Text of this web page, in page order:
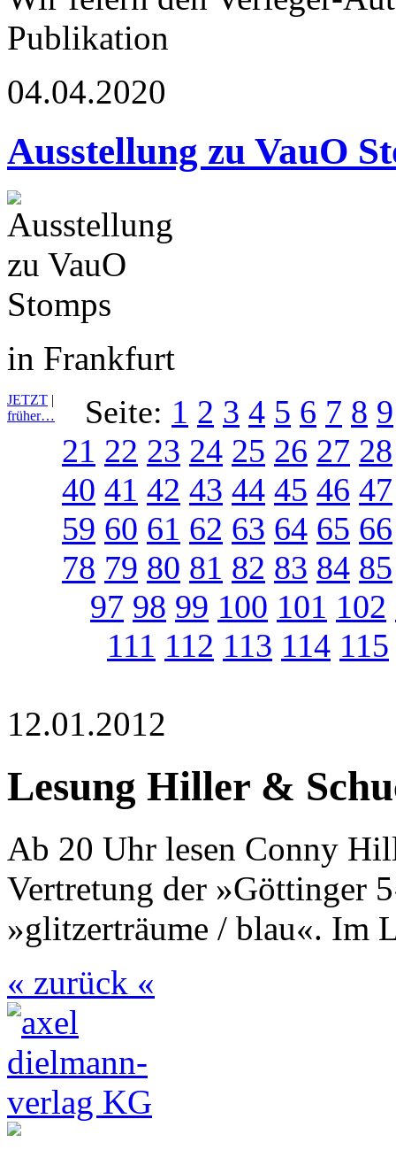
Publikation
04.04.2020
Ausstellung zu VauO
in Frankfurt
JETZT |
früher…
Seite: 1 2 3 4 5 6 7 8 9
21 22 23 24 25 26 27 28
40 41 42 43 44 45 46 47
59 60 61 62 63 64 65 66
78 79 80 81 82 83 84 85
97 98 99 100 101 102
111 112 113 114 115
12.01.2012
Lesung Hiller &
Ab 20 Uhr lesen Conny
Vertretung der »Göttinger
»glitzerträume / blau«. Im
« zurück «